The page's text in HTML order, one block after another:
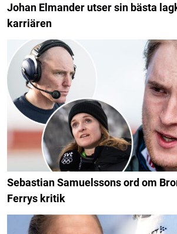
Johan Elmander utser sin bästa
karriären
Sebastian Samuelssons ord om
Ferrys kritik